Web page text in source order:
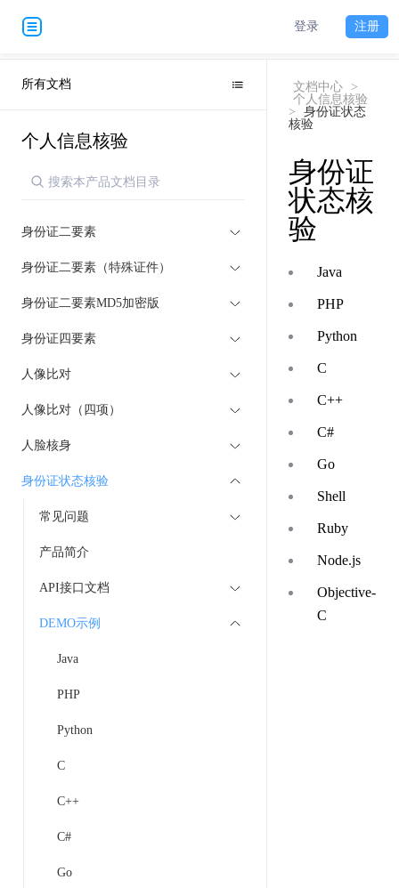
登录 注册
所有文档
个人信息核验
身份证二要素
身份证二要素（特殊证件）
身份证二要素MD5加密版
身份证四要素
人像比对
人像比对（四项）
人脸核身
身份证状态核验
常见问题
产品简介
API接口文档
DEMO示例
Java
PHP
Python
C
C++
C#
Go
文档中心
>
个人信息核验
>
身份证状态
核验
身份证
状态核
验
Java
PHP
Python
C
C++
C#
Go
Shell
Ruby
Node.js
Objective-
C